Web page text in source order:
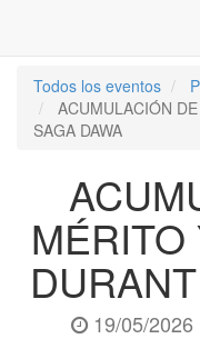
Todos los eventos
ACUMULACIÓN
SAGA DAWA
19/05/